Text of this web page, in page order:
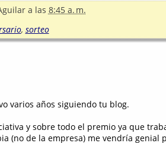
a las 8:45 a. m.
, sorteo
varios años siguiendo tu blog.
y sobre todo el premio ya que
(no de la empresa) me vendría genial